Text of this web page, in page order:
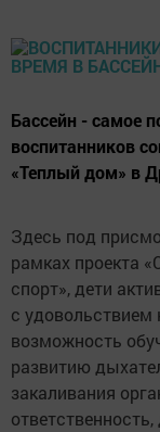
Бассейн - самое
воспитанников
«Теплый дом» в
Здесь под
рамках проекта
спорт», дети
с удовольствием
возможность
развитию
закаливания